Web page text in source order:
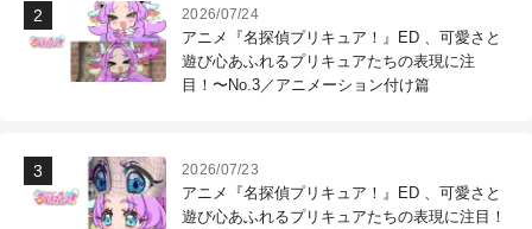
2026/07/24
アニメ『名探偵プリキュア！』ED 、可愛さと
遊び心あふれるプリキュアたちの表現に注
目！〜No.3／アニメーション付け篇
2026/07/23
アニメ『名探偵プリキュア！』ED 、可愛さと
遊び心あふれるプリキュアたちの表現に注目！